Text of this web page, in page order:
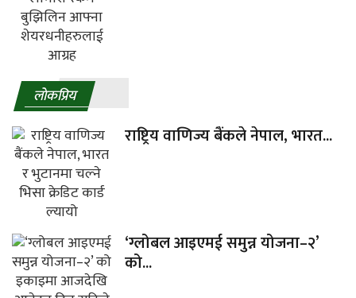
लाेकप्रिय
राष्ट्रिय वाणिज्य बैंकले नेपाल, भारत...
‘ग्लोबल आइएमई समुन्न योजना–२’
को...